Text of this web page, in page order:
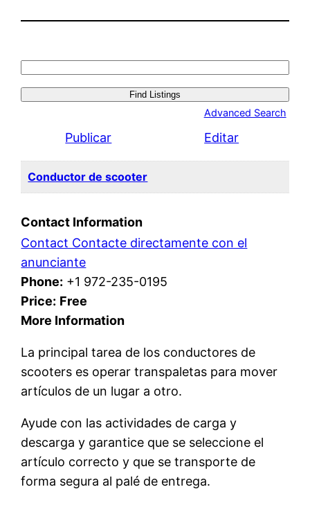
Search
for:
Advanced Search
Publicar Editar
Conductor de scooter
Contact Information
Contact Contacte directamente con el
anunciante
Phone: +1 972-235-0195
Price: Free
More Information
La principal tarea de los conductores de
scooters es operar transpaletas para mover
artículos de un lugar a otro.
Ayude con las actividades de carga y
descarga y garantice que se seleccione el
artículo correcto y que se transporte de
forma segura al palé de entrega.